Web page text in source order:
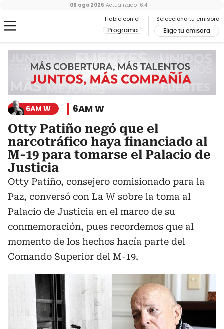
Hable con el
Programa
Selecciona tu emisora
Elige tu emisora
06 ago 2026 Actualizado 16:41
6AM W 6AM W
Otty Patiño negó que el
narcotráfico haya financiado al
M-19 para tomarse el Palacio de
Justicia
Otty Patiño, consejero comisionado para la
Paz, conversó con La W sobre la toma al
Palacio de Justicia en el marco de su
conmemoración, pues recordemos que al
momento de los hechos hacía parte del
Comando Superior del M-19.